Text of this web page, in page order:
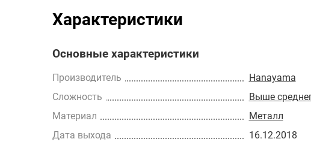
Характеристики
Основные характеристики
Производитель
Hanayama
Сложность
Выше
Материал
Металл
Дата выхода
16.12.2018